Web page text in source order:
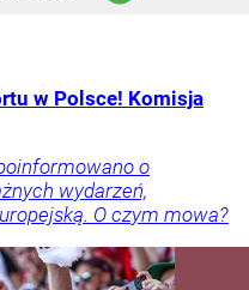
w Polsce! Komisja
o
wydarzeń,
O czym mowa?